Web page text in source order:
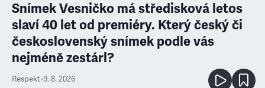
Snímek Vesničko má středisková letos
slaví 40 let od premiéry. Který český či
československý snímek podle vás
nejméně zestárl?
Respekt•9. 8. 2026